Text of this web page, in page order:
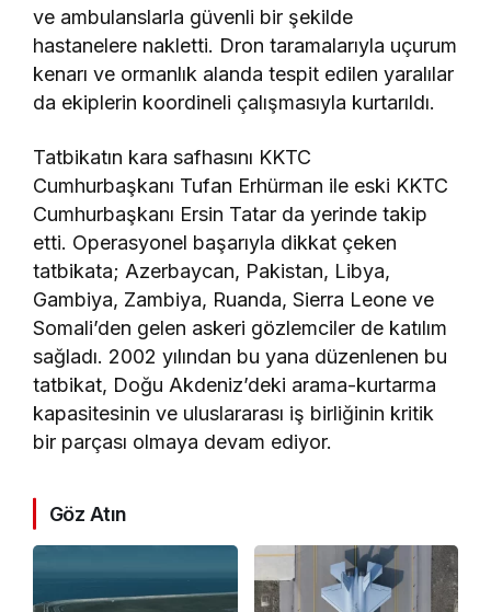
ve ambulanslarla güvenli bir şekilde
hastanelere nakletti. Dron taramalarıyla uçurum
kenarı ve ormanlık alanda tespit edilen yaralılar
da ekiplerin koordineli çalışmasıyla kurtarıldı.
Tatbikatın kara safhasını KKTC
Cumhurbaşkanı Tufan Erhürman ile eski KKTC
Cumhurbaşkanı Ersin Tatar da yerinde takip
etti. Operasyonel başarıyla dikkat çeken
tatbikata; Azerbaycan, Pakistan, Libya,
Gambiya, Zambiya, Ruanda, Sierra Leone ve
Somali’den gelen askeri gözlemciler de katılım
sağladı. 2002 yılından bu yana düzenlenen bu
tatbikat, Doğu Akdeniz’deki arama-kurtarma
kapasitesinin ve uluslararası iş birliğinin kritik
bir parçası olmaya devam ediyor.
Göz Atın